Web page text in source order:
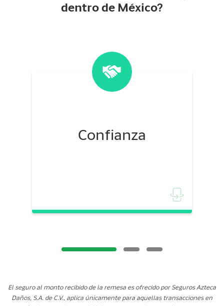
dentro de México?
Confianza
El seguro al monto recibido de la remesa es ofrecido por Seguros Azteca
Daños, S.A. de C.V., aplica únicamente para aquellas transacciones en